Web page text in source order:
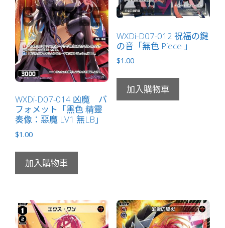
WXDi-D07-014 凶魔 バ
フォメット「黑色 精靈
奏像：惡魔 LV1 無LB」
$1.00
加入購物車
WXDi-D07-012 祝福の鍵
の音「無色 Piece 」
$1.00
加入購物車